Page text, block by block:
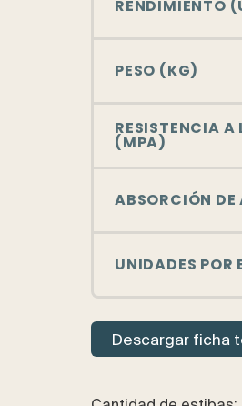
RENDIMIENTO
PESO (KG)
RESISTENCIA A
(MPA)
ABSORCIÓN DE
UNIDADES POR
Descargar ficha